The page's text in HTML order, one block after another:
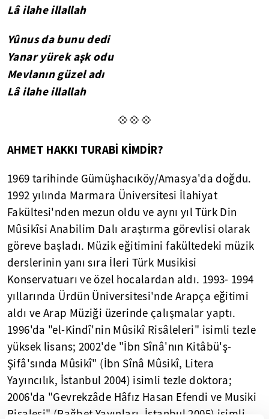
Lâ ilahe illallah
Yûnus da bunu dedi
Yanar yürek aşk odu
Mevlanın güzel adı
Lâ ilahe illallah
💠💠💠
AHMET HAKKI TURABİ KİMDİR?
1969 tarihinde Gümüşhacıköy/Amasya'da doğdu.
1992 yılında Marmara Üniversitesi İlahiyat
Fakültesi'nden mezun oldu ve aynı yıl Türk Din
Mûsikîsi Anabilim Dalı araştırma görevlisi olarak
göreve başladı. Müzik eğitimini fakültedeki müzik
derslerinin yanı sıra İleri Türk Musikisi
Konservatuarı ve özel hocalardan aldı. 1993- 1994
yıllarında Ürdün Üniversitesi'nde Arapça eğitimi
aldı ve Arap Müziği üzerinde çalışmalar yaptı.
1996'da "el-Kindî'nin Mûsikî Risâleleri" isimli tezle
yüksek lisans; 2002'de "İbn Sînâ'nın Kitâbü'ş-
Şifâ'sında Mûsikî" (İbn Sînâ Mûsikî, Litera
Yayıncılık, İstanbul 2004) isimli tezle doktora;
2006'da "Gevrekzâde Hâfız Hasan Efendi ve Musiki
Risalesi" (Rağbet Yayınları, İstanbul 2005) isimli